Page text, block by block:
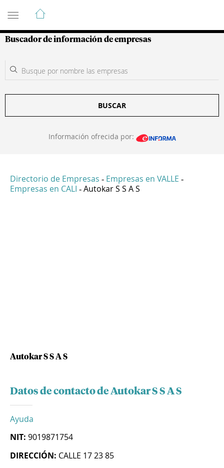
Guía de Empresas Colombianas
Buscador de información de empresas
BUSCAR
Información ofrecida por:
Directorio de Empresas - Empresas en VALLE -
Empresas en CALI - Autokar S S A S
Autokar S S A S
Datos de contacto de Autokar S S A S
Ayuda
NIT: 9019871754
DIRECCIÓN: CALLE 17 23 85